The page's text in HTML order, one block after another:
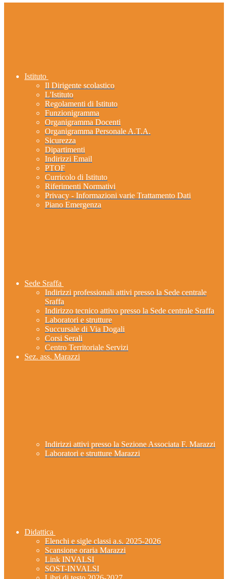
Istituto
Il Dirigente scolastico
L'Istituto
Regolamenti di Istituto
Funzionigramma
Organigramma Docenti
Organigramma Personale A.T.A.
Sicurezza
Dipartimenti
Indirizzi Email
PTOF
Curricolo di Istituto
Riferimenti Normativi
Privacy - Informazioni varie Trattamento Dati
Piano Emergenza
Sede Sraffa
Indirizzi professionali attivi presso la Sede centrale
Sraffa
Indirizzo tecnico attivo presso la Sede centrale Sraffa
Laboratori e strutture
Succursale di Via Dogali
Corsi Serali
Centro Territoriale Servizi
Sez. ass. Marazzi
Indirizzi attivi presso la Sezione Associata F. Marazzi
Laboratori e strutture Marazzi
Didattica
Elenchi e sigle classi a.s. 2025-2026
Scansione oraria Marazzi
Link INVALSI
SOST-INVALSI